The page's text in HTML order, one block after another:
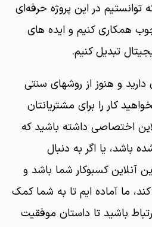
توانستیم در این پروژه حرفه‌ای
همکاری کنیم و ایده های
تبدیل کنیم.
و هنوز از روشهای سنتی
کار را برای مشتریانتان
اختصاصی داشته باشید که
باشد، یا اگر به دنبال
آنلاین کسبوکار شما باشد و
کند، ما آماده ایم تا به شما کمک
باشید تا داستان موفقیت